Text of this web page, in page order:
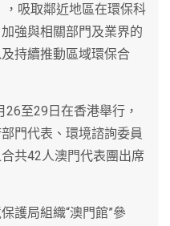
吸取鄰近地區在環保科
強與相關部門及業界的
持續推動區域環保合
26至29日在香港舉行，
門代表、環境諮詢委員
共42人澳門代表團出席
護局組織“澳門館”參